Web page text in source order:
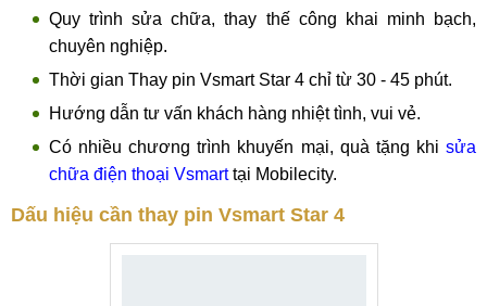
Quy trình sửa chữa, thay thế công khai minh bạch,
chuyên nghiệp.
Thời gian Thay pin Vsmart Star 4 chỉ từ 30 - 45 phút.
Hướng dẫn tư vấn khách hàng nhiệt tình, vui vẻ.
Có nhiều chương trình khuyến mại, quà tặng khi sửa
chữa điện thoại Vsmarttại Mobilecity.
Dấu hiệu cần thay pin Vsmart Star 4